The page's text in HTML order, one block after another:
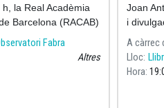
la Real Acadèmia
Barcelona (RACAB)
cloenda del curs
Fabra
Altres
Joan
i
A càrrec
Lloc
Hora